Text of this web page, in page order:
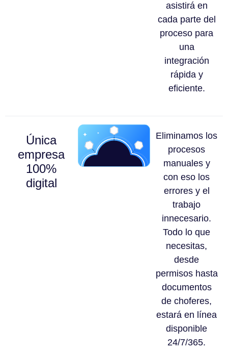
asistirá en
cada parte del
proceso para
una
integración
rápida y
eficiente.
Única
empresa
100%
digital
Eliminamos los
procesos
manuales y
con eso los
errores y el
trabajo
innecesario.
Todo lo que
necesitas,
desde
permisos hasta
documentos
de choferes,
estará en línea
disponible
24/7/365.